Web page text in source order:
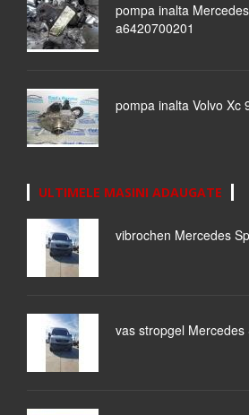
pompa inalta
a6420700201
pompa inalta Volvo Xc
ULTIMELE MASINI ADAUGATE
vibrochen Mercedes
vas stropgel